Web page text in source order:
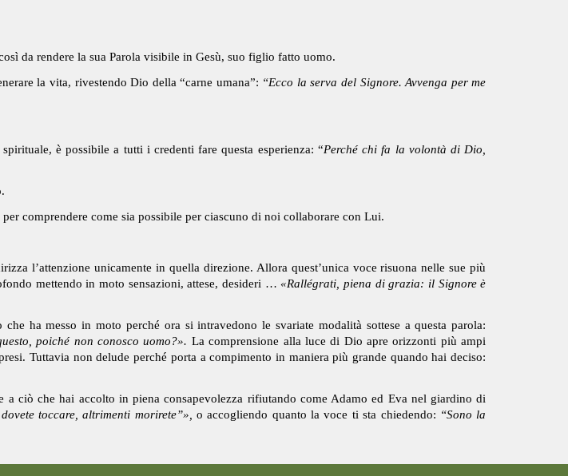
da rendere la sua Parola visibile in Gesù, suo figlio fatto uomo.
la vita, rivestendo Dio della “carne umana”: “Ecco la serva del Signore. Avvenga per me
è possibile a tutti i credenti fare questa esperienza: “Perché chi fa la volontà di Dio,
comprendere come sia possibile per ciascuno di noi collaborare con Lui.
l’attenzione unicamente in quella direzione. Allora quest’unica voce risuona nelle sue più
mettendo in moto sensazioni, attese, desideri … «Rallégrati, piena di grazia: il Signore è
ha messo in moto perché ora si intravedono le svariate modalità sottese a questa parola:
poiché non conosco uomo?». La comprensione alla luce di Dio apre orizzonti più ampi
Tuttavia non delude perché porta a compimento in maniera più grande quando hai deciso:
a ciò che hai accolto in piena consapevolezza rifiutando come Adamo ed Eva nel giardino di
toccare, altrimenti morirete”», o accogliendo quanto la voce ti sta chiedendo: “Sono la